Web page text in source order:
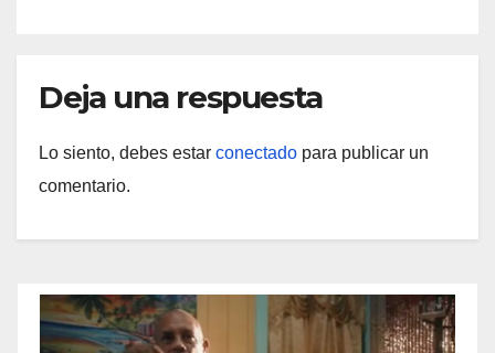
Deja una respuesta
Lo siento, debes estar conectado para publicar un
comentario.